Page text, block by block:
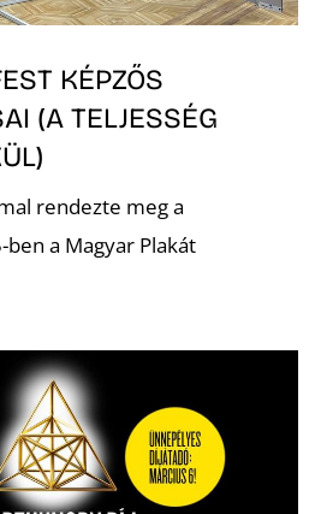
KÉPZŐS
(A TELJESSÉG
rendezte meg a
a Magyar Plakát